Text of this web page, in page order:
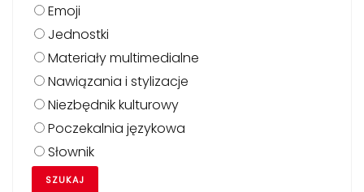
Emoji
Jednostki
Materiały multimedialne
Nawiązania i stylizacje
Niezbędnik kulturowy
Poczekalnia językowa
Słownik